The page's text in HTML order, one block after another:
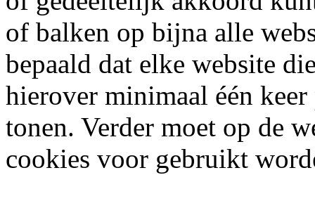
of balken op bijna alle
bepaald dat elke website
hierover minimaal één
tonen. Verder moet op de
cookies voor gebruikt